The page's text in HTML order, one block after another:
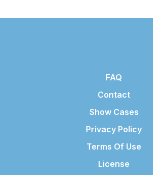
FAQ
Contact
Show Cases
Privacy Policy
Terms Of Use
License